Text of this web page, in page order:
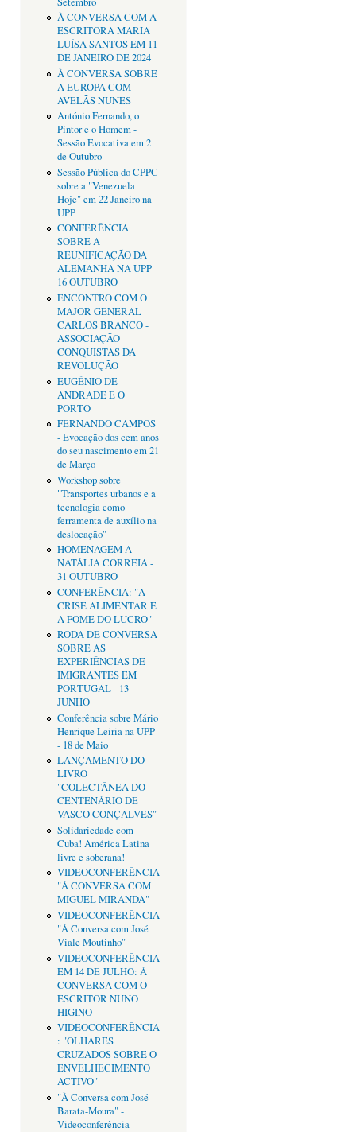
À CONVERSA COM A
ESCRITORA MARIA
LUÍSA SANTOS EM 11
DE JANEIRO DE 2024
À CONVERSA SOBRE
A EUROPA COM
AVELÃS NUNES
António Fernando, o
Pintor e o Homem -
Sessão Evocativa em 2
de Outubro
Sessão Pública do CPPC
sobre a "Venezuela
Hoje" em 22 Janeiro na
UPP
CONFERÊNCIA
SOBRE A
REUNIFICAÇÃO DA
ALEMANHA NA UPP -
16 OUTUBRO
ENCONTRO COM O
MAJOR-GENERAL
CARLOS BRANCO -
ASSOCIAÇÃO
CONQUISTAS DA
REVOLUÇÃO
EUGÉNIO DE
ANDRADE E O
PORTO
FERNANDO CAMPOS
- Evocação dos cem anos
do seu nascimento em 21
de Março
Workshop sobre
"Transportes urbanos e a
tecnologia como
ferramenta de auxílio na
deslocação"
HOMENAGEM A
NATÁLIA CORREIA -
31 OUTUBRO
CONFERÊNCIA: "A
CRISE ALIMENTAR E
A FOME DO LUCRO"
RODA DE CONVERSA
SOBRE AS
EXPERIÊNCIAS DE
IMIGRANTES EM
PORTUGAL - 13
JUNHO
Conferência sobre Mário
Henrique Leiria na UPP
- 18 de Maio
LANÇAMENTO DO
LIVRO
"COLECTÂNEA DO
CENTENÁRIO DE
VASCO CONÇALVES"
Solidariedade com
Cuba! América Latina
livre e soberana!
VIDEOCONFERÊNCIA
"À CONVERSA COM
MIGUEL MIRANDA"
VIDEOCONFERÊNCIA
"À Conversa com José
Viale Moutinho"
VIDEOCONFERÊNCIA
EM 14 DE JULHO: À
CONVERSA COM O
ESCRITOR NUNO
HIGINO
VIDEOCONFERÊNCIA
: "OLHARES
CRUZADOS SOBRE O
ENVELHECIMENTO
ACTIVO"
"À Conversa com José
Barata-Moura" -
Videoconferência